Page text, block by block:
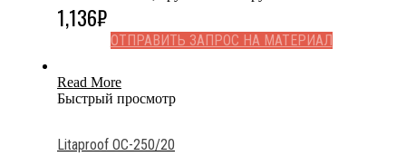
1,136₽
ОТПРАВИТЬ ЗАПРОС НА МАТЕРИАЛ
Read More
Быстрый просмотр
Litaproof OC-250/20